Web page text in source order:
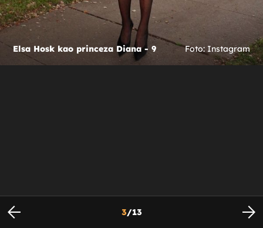
Elsa Hosk kao princeza Diana - 9 Foto: Instagram
3/13